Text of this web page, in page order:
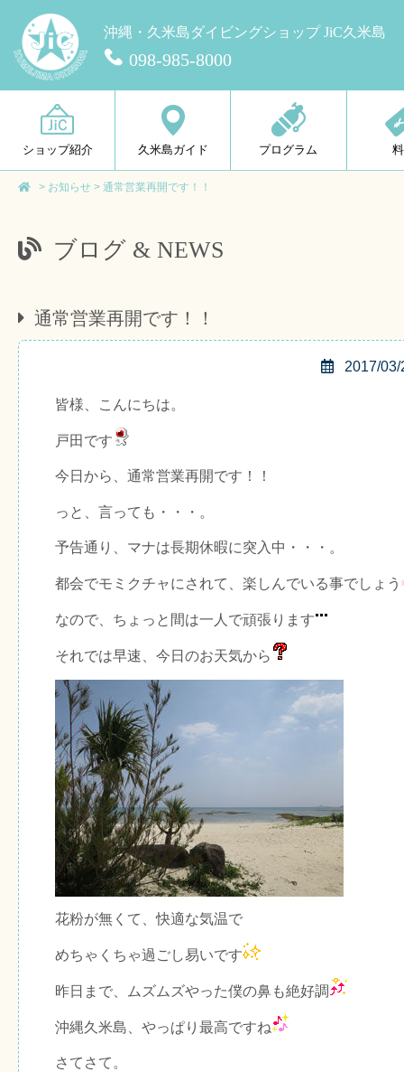
沖縄・久米島ダイビングショップ JiC久米島
098-985-8000
ショップ紹介 久米島ガイド プログラム
> お知らせ > 通常営業再開です！！
ブログ & NEWS
通常営業再開です！！
2017/03/
皆様、こんにちは。
戸田です
今日から、通常営業再開です！！
っと、言っても・・・。
予告通り、マナは長期休暇に突入中・・・。
都会でモミクチャにされて、楽しんでいる事でしょう
なので、ちょっと間は一人で頑張ります
それでは早速、今日のお天気から
花粉が無くて、快適な気温で
めちゃくちゃ過ごし易いです
昨日まで、ムズムズやった僕の鼻も絶好調
沖縄久米島、やっぱり最高ですね
さてさて。